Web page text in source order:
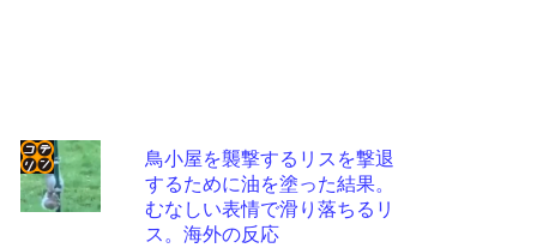
鳥小屋を襲撃するリスを撃退
するために油を塗った結果。
むなしい表情で滑り落ちるリ
ス。海外の反応
コテ